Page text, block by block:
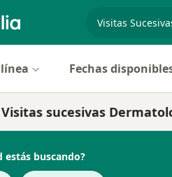
Fechas
sucesivas
estás buscando?